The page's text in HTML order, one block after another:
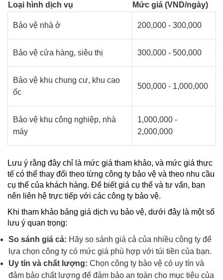
Loại hình dịch vụ
Mức giá (VND/ngày)
Bảo vệ nhà ở 200,000 - 300,000
Bảo vệ cửa hàng, siêu thị 300,000 - 500,000
Bảo vệ khu chung cư, khu cao
ốc
500,000 - 1,000,000
Bảo vệ khu công nghiệp, nhà
máy
1,000,000 -
2,000,000
Lưu ý rằng đây chỉ là mức giá tham khảo, và mức giá thực
tế có thể thay đổi theo từng công ty bảo vệ và theo nhu cầu
cụ thể của khách hàng. Để biết giá cụ thể và tư vấn, bạn
nên liên hệ trực tiếp với các công ty bảo vệ.
Khi tham khảo bảng giá dịch vụ bảo vệ, dưới đây là một số
lưu ý quan trọng:
So sánh giá cả: Hãy so sánh giá cả của nhiều công ty để
lựa chọn công ty có mức giá phù hợp với túi tiền của bạn.
Uy tín và chất lượng: Chọn công ty bảo vệ có uy tín và
đảm bảo chất lượng để đảm bảo an toàn cho mục tiêu của